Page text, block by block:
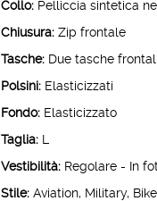
Collo: Pelliccia sintetica
Chiusura: Zip frontale
Tasche: Due tasche
Polsini: Elasticizzati
Fondo: Elasticizzato
Taglia: L
Vestibilità: Regolare - In
Stile: Aviation, Military,